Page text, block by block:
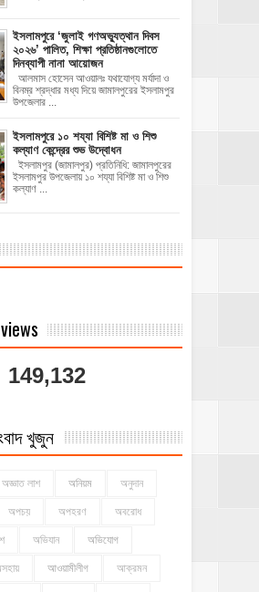
‎ইসলামপুরে ‘জুলাই গণঅভ্যুত্থান দিবস
২০২৬’ পালিত, শিক্ষা প্রতিষ্ঠানগুলোতে
দিনব্যাপী নানা আয়োজন
‎​আলমাস হোসেন আওয়ালঃ‎ ‎​যথাযোগ্য মর্যাদা ও
বিনম্র শ্রদ্ধার মধ্য দিয়ে জামালপুরের ইসলামপুর
উপজেলার ...
ইসলামপুরে ১০ শয্যা বিশিষ্ট মা ও শিশু
কল্যাণ কেন্দ্রের শুভ উদ্বোধন
ইসলামপুর (জামালপুর) প্রতিনিধি: জামালপুরের
ইসলামপুর উপজেলায় ১০ শয্যা বিশিষ্ট মা ও শিশু
কল্যাণ ...
149,132
খুজুন
অজ্ঞাত লাশ অনিয়ম অনুদান
অপচয় অপহরণ অবরোধ
অভিযান অভিযোগ
আওয়ামীলীগ আক্রমন